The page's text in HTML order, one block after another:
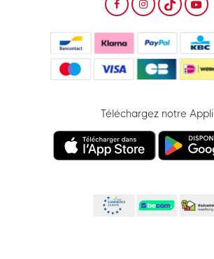
Téléchargez notre Appli